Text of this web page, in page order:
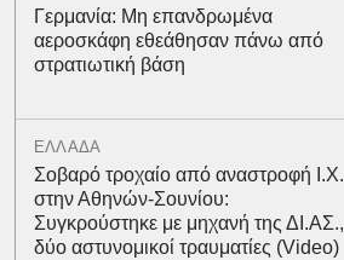
Γερμανία: Μη επανδρωμένα
αεροσκάφη εθεάθησαν πάνω από
στρατιωτική βάση
ΕΛΛΑΔΑ
Σοβαρό τροχαίο από αναστροφή Ι.Χ.
στην Αθηνών-Σουνίου:
Συγκρούστηκε με μηχανή της ΔΙ.ΑΣ.,
δύο αστυνομικοί τραυματίες (Video)